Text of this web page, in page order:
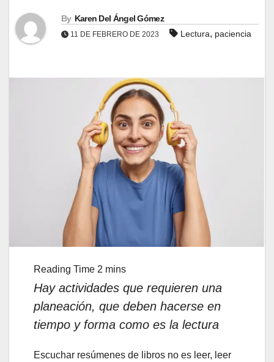
By Karen Del Ángel Gómez
11 DE FEBRERO DE 2023 Lectura, paciencia
Hay actividades que requieren una
planeación, que deben hacerse en
tiempo y forma como es la lectura
Escuchar resúmenes de libros no es leer, leer